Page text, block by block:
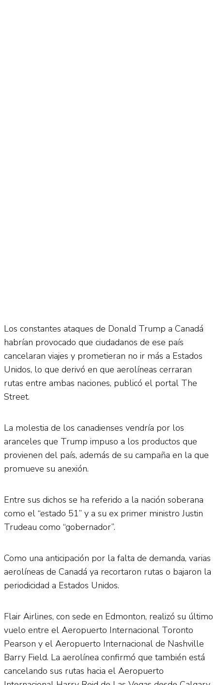
Los constantes ataques de Donald Trump a Canadá
habrían provocado que ciudadanos de ese país
cancelaran viajes y prometieran no ir más a Estados
Unidos, lo que derivó en que aerolíneas cerraran
rutas entre ambas naciones, publicó el portal The
Street.
La molestia de los canadienses vendría por los
aranceles que Trump impuso a los productos que
provienen del país, además de su campaña en la que
promueve su anexión.
Entre sus dichos se ha referido a la nación soberana
como el “estado 51” y a su ex primer ministro Justin
Trudeau como “gobernador”.
Como una anticipación por la falta de demanda, varias
aerolíneas de Canadá ya recortaron rutas o bajaron la
periodicidad a Estados Unidos.
Flair Airlines, con sede en Edmonton, realizó su último
vuelo entre el Aeropuerto Internacional Toronto
Pearson y el Aeropuerto Internacional de Nashville
Barry Field. La aerolínea confirmó que también está
cancelando sus rutas hacia el Aeropuerto